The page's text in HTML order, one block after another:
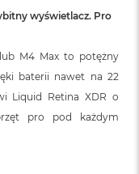
wyświetlacz. Pro
M4 Max to potężny
baterii nawet na 22
Liquid Retina XDR o
pro pod każdym